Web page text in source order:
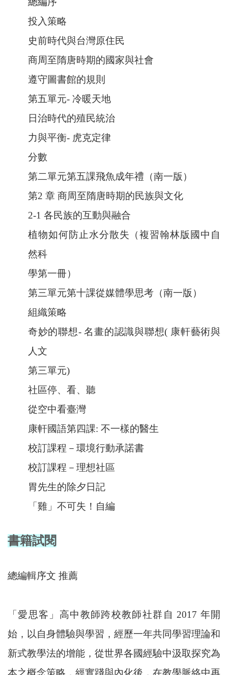
投入策略
史前時代與台灣原住民
商周至隋唐時期的國家與社會
遵守圖書館的規則
第五單元- 冷暖天地
日治時代的殖民統治
力與平衡- 虎克定律
分數
第二單元第五課飛魚成年禮（南一版）
第2 章 商周至隋唐時期的民族與文化
2-1 各民族的互動與融合
植物如何防止水分散失（複習翰林版國中自
然科
學第一冊）
第三單元第十課從媒體學思考（南一版）
組織策略
奇妙的聯想- 名畫的認識與聯想( 康軒藝術與
人文
第三單元)
社區停、看、聽
從空中看臺灣
康軒國語第四課: 不一樣的醫生
校訂課程－環境行動承諾書
校訂課程－理想社區
胃先生的除夕日記
「雞」不可失！自編
書籍試閱
總編輯序文 推薦
「愛思客」高中教師跨校教師社群自 2017 年開
始，以自身體驗與學習，經歷一年共同學習理論和
新式教學法的增能，從世界各國經驗中汲取探究為
本之概念策略，經實踐與內化後，在教學脈絡中再